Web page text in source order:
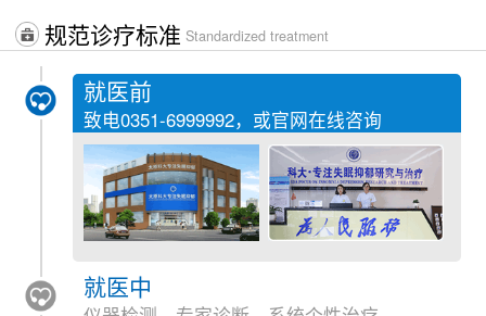
规范诊疗标准 Standardized treatment
就医前
致电0351-6999992，或官网在线咨询
就医中